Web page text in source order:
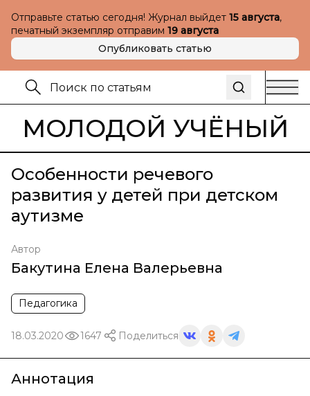
Отправьте статью сегодня! Журнал выйдет 15 августа,
печатный экземпляр отправим 19 августа
Опубликовать статью
МОЛОДОЙ УЧЁНЫЙ
Особенности речевого
развития у детей при детском
аутизме
Автор
Бакутина Елена Валерьевна
Педагогика
18.03.2020 1647 Поделиться
Аннотация